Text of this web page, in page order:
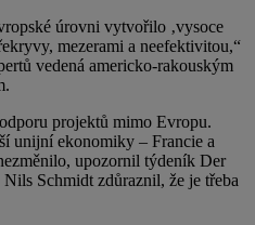
úrovni vytvořilo ‚vysoce
mezerami a neefektivitou,“
vedená americko-rakouským
projektů mimo Evropu.
unijní ekonomiky – Francie a
upozornil týdeník Der
Schmidt zdůraznil, že je třeba